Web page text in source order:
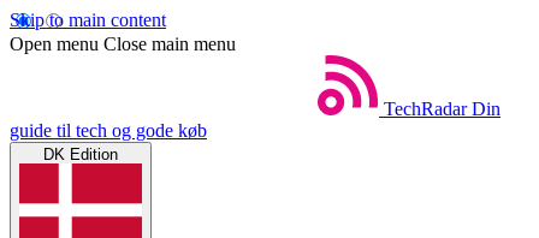
Skip to main content
Open menu Close main menu
TechRadar Din
guide til tech og gode køb
DK Edition